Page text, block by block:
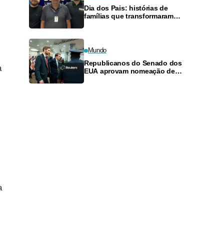
Dia dos Pais: histórias de
famílias que transformaram
Mundo
Republicanos do Senado dos
EUA aprovam nomeação de